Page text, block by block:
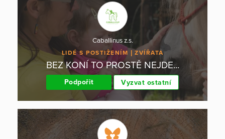
Caballinus z.s.
LIDÉ S POSTIŽENÍM ZVÍŘATA
BEZ KONÍ TO PROSTĚ NEJDE...
Podpořit Vyzvat ostatní